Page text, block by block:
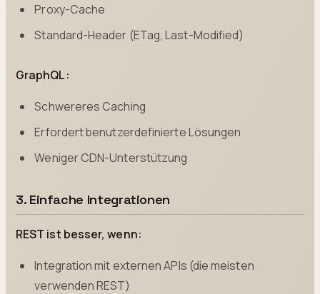
Proxy-Cache
Standard-Header (ETag, Last-Modified)
GraphQL:
Schwereres Caching
Erfordert benutzerdefinierte Lösungen
Weniger CDN-Unterstützung
3. Einfache Integrationen
REST ist besser, wenn:
Integration mit externen APIs (die meisten
verwenden REST)